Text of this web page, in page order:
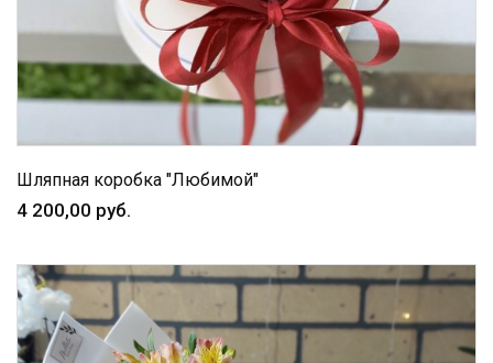
Шляпная коробка "Любимой"
4 200,00 руб.